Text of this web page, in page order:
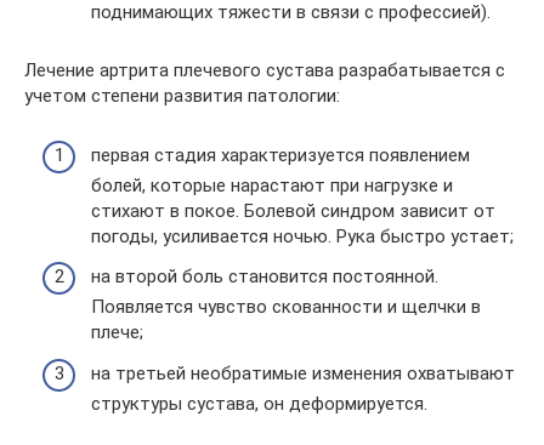
поднимающих тяжести в связи с профессией).
Лечение артрита плечевого сустава разрабатывается с
учетом степени развития патологии:
первая стадия характеризуется появлением
болей, которые нарастают при нагрузке и
стихают в покое. Болевой синдром зависит от
погоды, усиливается ночью. Рука быстро устает;
на второй боль становится постоянной.
Появляется чувство скованности и щелчки в
плече;
на третьей необратимые изменения охватывают
структуры сустава, он деформируется.